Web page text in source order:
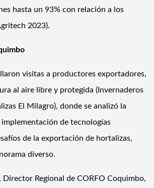
hasta un 93% con relación a los
2023).
visitas a productores exportadores,
al aire libre y protegida (Invernaderos
El Milagro), donde se analizó la
implementación de tecnologías
de la exportación de hortalizas,
diverso.
Director Regional de CORFO Coquimbo,